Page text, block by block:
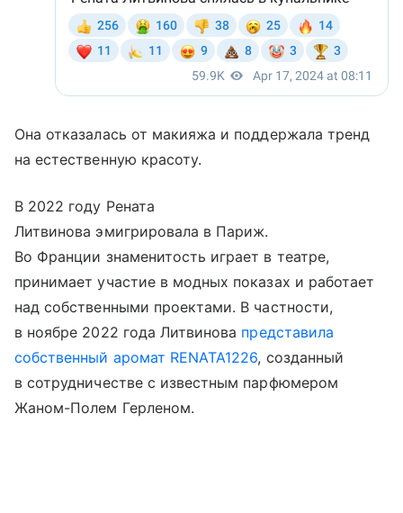
Она отказалась от макияжа и поддержала тренд
на естественную красоту.
В 2022 году Рената
Литвинова эмигрировала в Париж.
Во Франции знаменитость играет в театре,
принимает участие в модных показах и работает
над собственными проектами. В частности,
в ноябре 2022 года Литвинова представила
собственный аромат RENATA1226, созданный
в сотрудничестве с известным парфюмером
Жаном-Полем Герленом.